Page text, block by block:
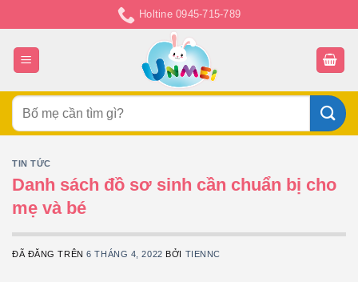
đến
nội
dung
Holtine 0945-715-789
Tìm
kiếm:
TIN TỨC
Danh sách đồ sơ sinh cần chuẩn bị cho
mẹ và bé
ĐÃ ĐĂNG TRÊN6 THÁNG 4, 2022 BỞI TIENNC